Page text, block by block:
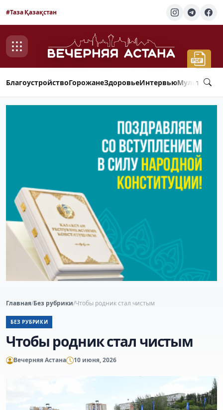
#Таза Қазақстан
БлагоустройствоГорожанеЗдоровьеИнтервью
Главная/Без рубрики/Чтобы родник стал чистым
БЕЗ РУБРИКИ
Чтобы родник стал чистым
Вечерняя Астана 10 июня, 2026